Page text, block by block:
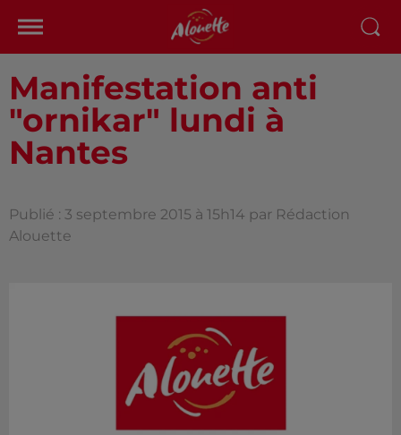
Manifestation anti
"ornikar" lundi à
Nantes
Publié : 3 septembre 2015 à 15h14 par Rédaction
Alouette